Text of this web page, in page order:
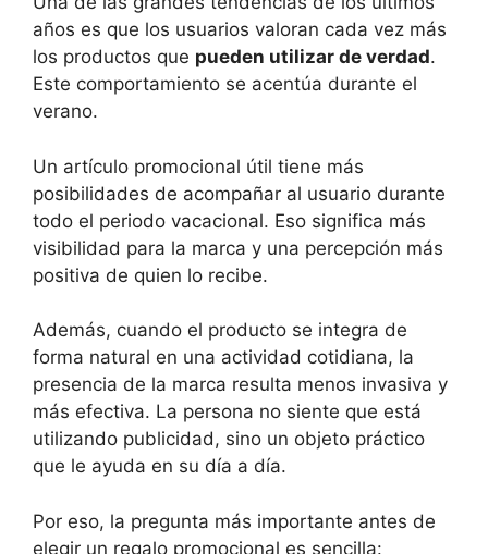
años es que los usuarios valoran cada vez más
los productos que pueden utilizar de verdad.
Este comportamiento se acentúa durante el
verano.
Un artículo promocional útil tiene más
posibilidades de acompañar al usuario durante
todo el periodo vacacional. Eso significa más
visibilidad para la marca y una percepción más
positiva de quien lo recibe.
Además, cuando el producto se integra de
forma natural en una actividad cotidiana, la
presencia de la marca resulta menos invasiva y
más efectiva. La persona no siente que está
utilizando publicidad, sino un objeto práctico
que le ayuda en su día a día.
Por eso, la pregunta más importante antes de
elegir un regalo promocional es sencilla: